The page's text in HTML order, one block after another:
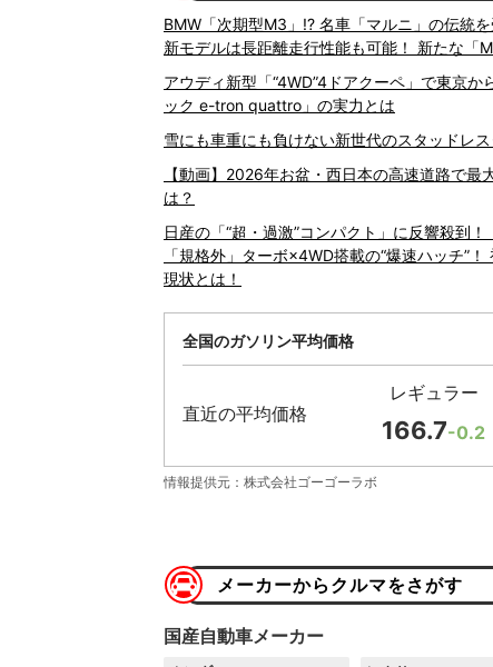
BMW「次期型M3」!? 名車「マルニ」の伝統
新モデルは長距離走行性能も可能！ 新たな「
アウディ新型「“4WD”4ドアクーペ」で東京
ック e-tron quattro」の実力とは
雪にも車重にも負けない新世代のスタッドレ
【動画】2026年お盆・西日本の高速道路で
は？
日産の「“超・過激”コンパクト」に反響殺到
「規格外」ターボ×4WD搭載の“爆速ハッチ”
現状とは！
全国のガソリン平均価格
直近の平均価格
レギュラー
166.7-0.2
情報提供元：株式会社ゴーゴーラボ
メーカーからクルマをさがす
国産自動車メーカー